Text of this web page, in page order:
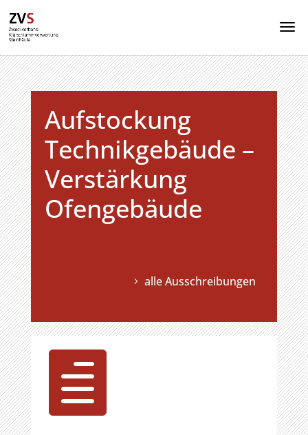
Aufstockung
Technikgebäude –
Verstärkung
Ofengebäude
alle Ausschreibungen
